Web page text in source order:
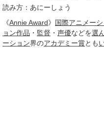
読み方：あにーしょう
《Annie Award》 国際アニメー
ョン作品 ・ 監督 ・ 声優などを選
ーション界のアカデミー賞とも